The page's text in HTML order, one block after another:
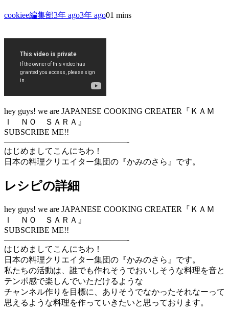
cookiee編集部3年 ago3年 ago01 mins
hey guys! we are JAPANESE COOKING CREATER『ＫＡＭ
Ｉ ＮＯ ＳＡＲＡ』
SUBSCRIBE ME!!
———————————————-
はじめましてこんにちわ！
日本の料理クリエイター集団の『かみのさら』です。
レシピの詳細
hey guys! we are JAPANESE COOKING CREATER『ＫＡＭ
Ｉ ＮＯ ＳＡＲＡ』
SUBSCRIBE ME!!
———————————————-
はじめましてこんにちわ！
日本の料理クリエイター集団の『かみのさら』です。
私たちの活動は、誰でも作れそうでおいしそうな料理を音と
テンポ感で楽しんでいただけるような
チャンネル作りを目標に、ありそうでなかったそれなーって
思えるような料理を作っていきたいと思っております。